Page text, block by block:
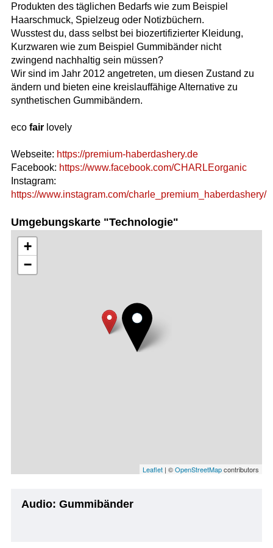
Produkten des täglichen Bedarfs wie zum Beispiel
Haarschmuck, Spielzeug oder Notizbüchern.
Wusstest du, dass selbst bei biozertifizierter Kleidung,
Kurzwaren wie zum Beispiel Gummibänder nicht
zwingend nachhaltig sein müssen?
Wir sind im Jahr 2012 angetreten, um diesen Zustand zu
ändern und bieten eine kreislauffähige Alternative zu
synthetischen Gummibändern.
eco fair lovely
Webseite: https://premium-haberdashery.de
Facebook: https://www.facebook.com/CHARLEorganic
Instagram:
https://www.instagram.com/charle_premium_haberdashery/
Umgebungskarte "Technologie"
+
−
Leaflet | ©OpenStreetMapcontributors
Audio: Gummibänder